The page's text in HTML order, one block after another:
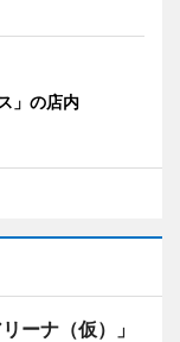
」の店内
ーナ（仮）」